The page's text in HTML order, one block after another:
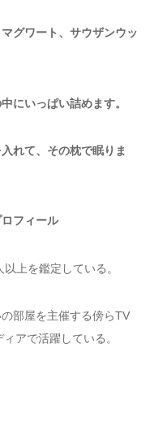
グワート、サウザンウッ
にいっぱい詰めます。
れて、その枕で眠りま
フィール
上を鑑定している。
の部屋を主催する傍らTV
で活躍している。